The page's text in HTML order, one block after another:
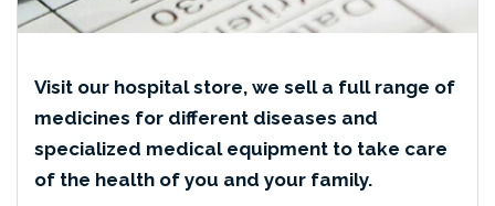
Visit our hospital store, we sell a full range of
medicines for different diseases and
specialized medical equipment to take care
of the health of you and your family.